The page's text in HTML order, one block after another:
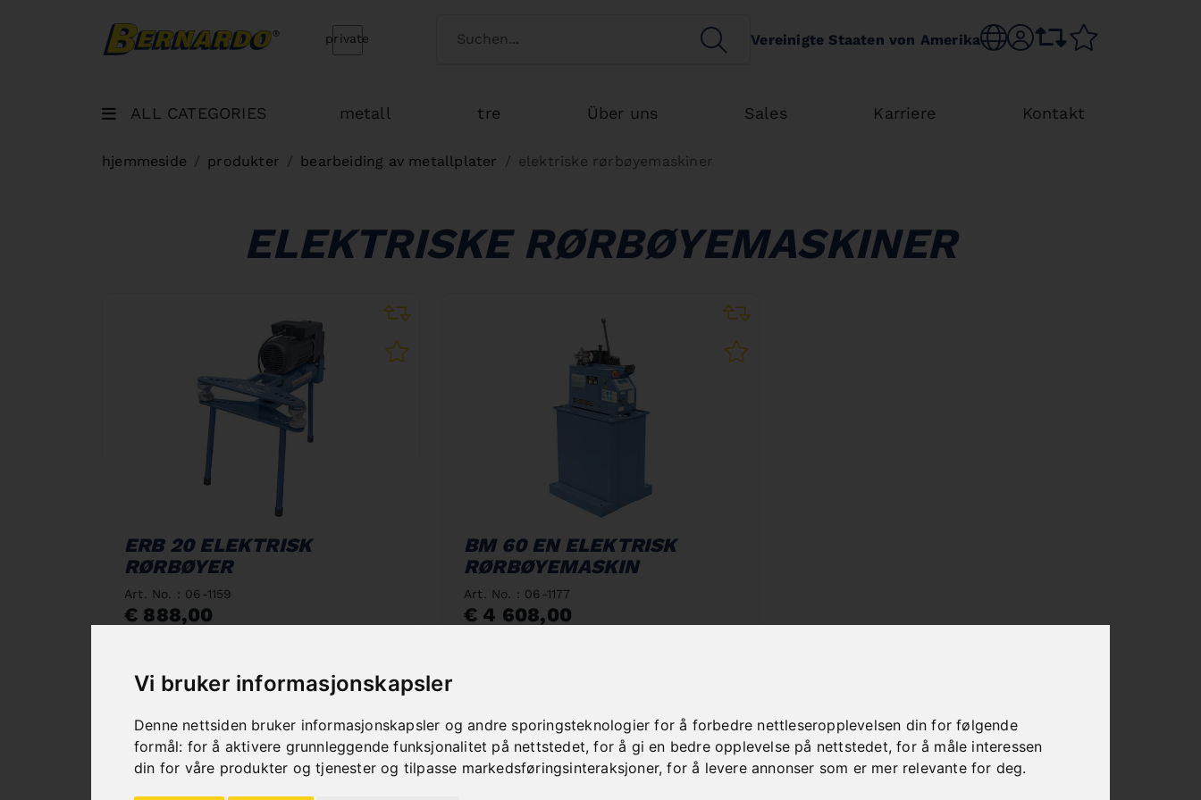
Vi bruker informasjonskapsler
Denne nettsiden bruker informasjonskapsler og andre sporingsteknologier for å forbedre nettleseropplevelsen din for følgende
formål: for å aktivere grunnleggende funksjonalitet på nettstedet,for å gi en bedre opplevelse på nettstedet,for å måle interessen
din for våre produkter og tjenester og tilpasse markedsføringsinteraksjoner,for å levere annonser som er mer relevante for deg.
Bernardo Home Switch customertype
private SEARCHVereinigte Staaten von Amerika Choose language
sr.accountcomparison list
ALL CATEGORIES metall tre Über uns Sales Karriere Kontakt
hjemmeside produkter bearbeiding av metallplater elektriske rørbøyemaskiner
ELEKTRISKE RØRBØYEMASKINER
ERB 20 ELEKTRISK
RØRBØYER
Art. No. : 06-1159
€ 888,00
In Stock
Deliverable in 2-3 business days
BM 60 EN ELEKTRISK
RØRBØYEMASKIN
Art. No. : 06-1177
€ 4 608,00